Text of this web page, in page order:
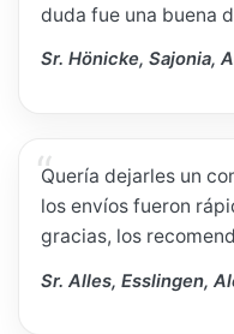
duda fue una buena
Sr. Hönicke, Sajonia,
Quería dejarles un
los envíos fueron
gracias, los
Sr. Alles, Esslingen,